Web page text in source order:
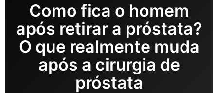
Como fica o homem
após retirar a próstata?
O que realmente muda
após a cirurgia de
próstata